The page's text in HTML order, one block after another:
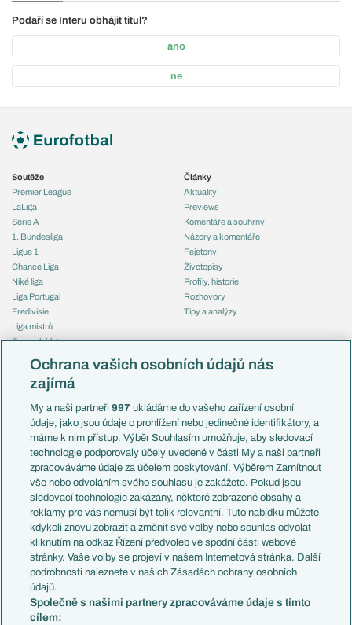
Podaří se Interu obhájit titul?
ano
ne
Soutěže
Premier League
LaLiga
Serie A
1. Bundesliga
Ligue 1
Chance Liga
Niké liga
Liga Portugal
Eredivisie
Liga mistrů
Evropská liga
Mistrovství světa
Liga národů
Témata
Představení týmů MS
EuroSkauting
PL v kostce
Evropské koeficienty
Přestupy
Přestupové spekulace
Zranění
Kluby
Arsenal FC
Chelsea FC
Manchester United
AC Milán
Články
Aktuality
Previews
Komentáře a souhrny
Názory a komentáře
Fejetony
Životopisy
Profily, historie
Rozhovory
Tipy a analýzy
Česko
Francie
Itálie
Německo
Španělsko
Argentina
Brazílie
Přestupy
Zápasy
Livescore
Tipovací soutěž
Ochrana vašich osobních údajů nás
zajímá
My a naši partneři997 ukládáme do vašeho zařízení osobní
údaje, jako jsou údaje o prohlížení nebo jedinečné identifikátory, a
máme k nim přístup. Výběr Souhlasím umožňuje, aby sledovací
technologie podporovaly účely uvedené v části My a naši partneři
zpracováváme údaje za účelem poskytování. Výběrem Zamítnout
vše nebo odvoláním svého souhlasu je zakážete. Pokud jsou
sledovací technologie zakázány, některé zobrazené obsahy a
reklamy pro vás nemusí být tolik relevantní. Tuto nabídku můžete
kdykoli znovu zobrazit a změnit své volby nebo souhlas odvolat
kliknutím na odkaz Řízení předvoleb ve spodní části webové
stránky. Vaše volby se projeví v našem Internetová stránka. Další
podrobnosti naleznete v našich Zásadách ochrany osobních
údajů.
Společně s našimi partnery zpracováváme údaje s tímto
cílem: